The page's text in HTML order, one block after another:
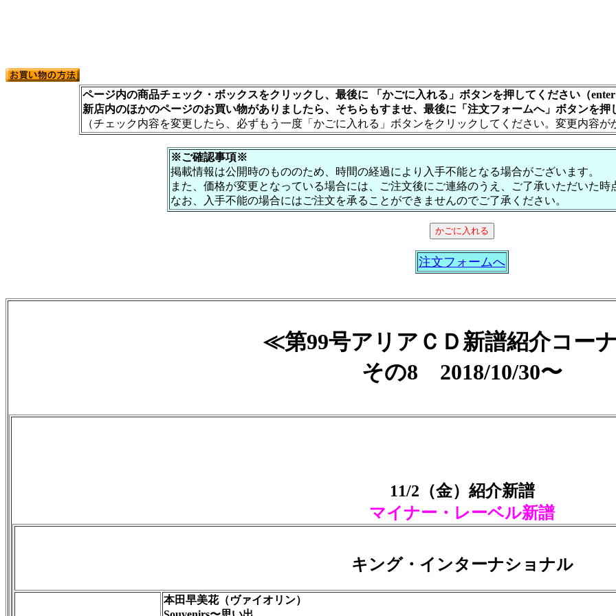
ページ内の商品チェック・ボックスをクリックし、最後に 「かごに入れる」ボタンを押してください（
新店内のほかのページのお買い物がありましたら、そちらもすませ、最後に「注文フォームへ」ボタンを
（チェック内容を変更したら、必ずもう一度「かごに入れる」ボタンをクリックしてください。変更内容
※ご確認事項※
掲載情報は公開時のもののため、時間の経過により入手不能となる場合がございます。
また、価格が変更となっている場合には、ご注文後にご連絡のうえ、ご了承いただいた
なお、入手不能の場合にはご注文を承ることができませんのでご了承ください。
注文フォームへ
≪第99号アリアＣＤ新譜紹介コー
その8 2018/10/30〜
11/2（金）紹介新譜
マイナー・レーベル新譜
キング・インターナショナル
本田早美花（ヴァイオリン）